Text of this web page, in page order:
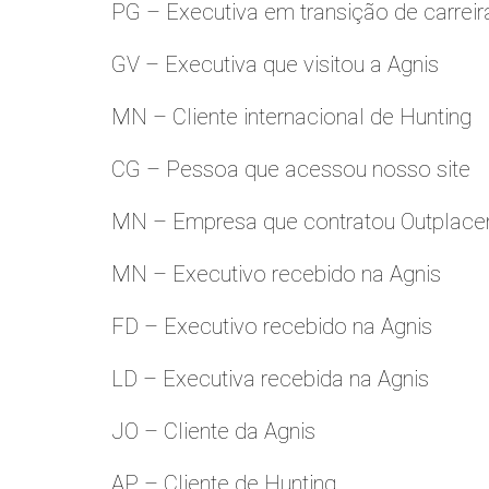
PG – Executiva em transição de
GV – Executiva que visitou a Agnis
MN – Cliente internacional de Hunting
CG – Pessoa que acessou nosso site
MN – Empresa que contratou
MN – Executivo recebido na Agnis
FD – Executivo recebido na Agnis
LD – Executiva recebida na Agnis
JO – Cliente da Agnis
AP – Cliente de Hunting